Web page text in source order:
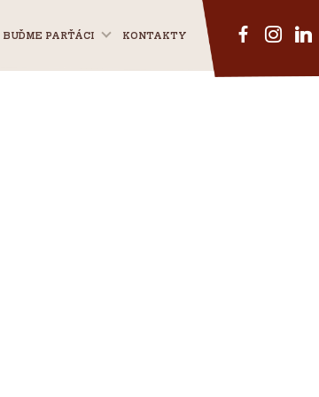
BUĎME PARŤÁCI KONTAKTY